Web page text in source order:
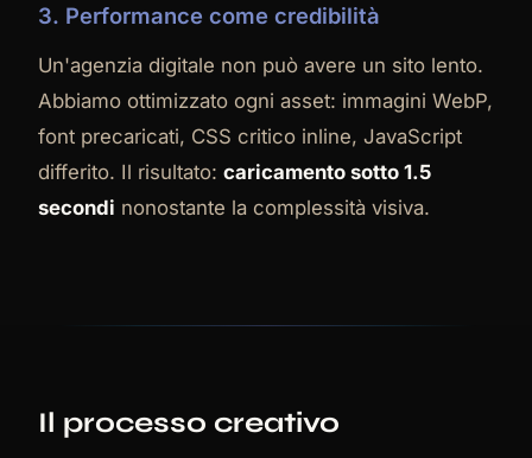
3. Performance come credibilità
Un'agenzia digitale non può avere un sito lento.
Abbiamo ottimizzato ogni asset: immagini WebP,
font precaricati, CSS critico inline, JavaScript
differito. Il risultato: caricamento sotto 1.5
secondi nonostante la complessità visiva.
Il processo creativo